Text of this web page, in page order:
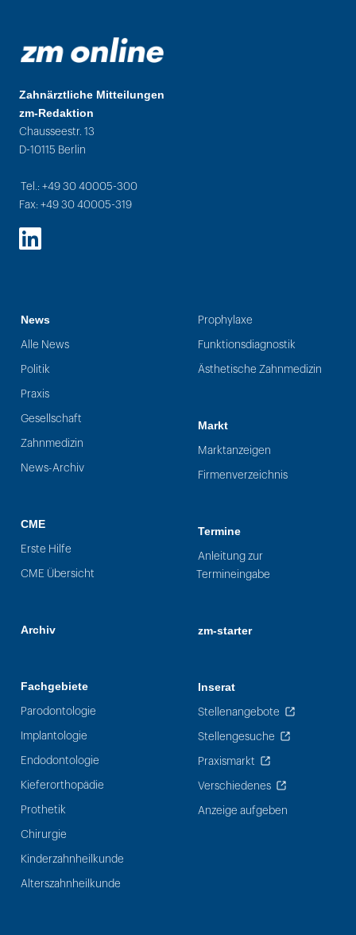
Zahnärztliche Mitteilungen
zm-Redaktion
Chausseestr. 13
D-10115 Berlin
Tel.: +49 30 40005-300
Fax: +49 30 40005-319
LinkedIn
News
Alle News
Politik
Praxis
Gesellschaft
Zahnmedizin
News-Archiv
CME
Erste Hilfe
CME Übersicht
Archiv
Fachgebiete
Parodontologie
Implantologie
Endodontologie
Kieferorthopädie
Prothetik
Chirurgie
Kinderzahnheilkunde
Alterszahnheilkunde
Prophylaxe
Funktionsdiagnostik
Ästhetische Zahnmedizin
Markt
Marktanzeigen
Firmenverzeichnis
Termine
Anleitung zur
Termineingabe
zm-starter
Inserat
Stellenangebote
Stellengesuche
Praxismarkt
Verschiedenes
Anzeige aufgeben